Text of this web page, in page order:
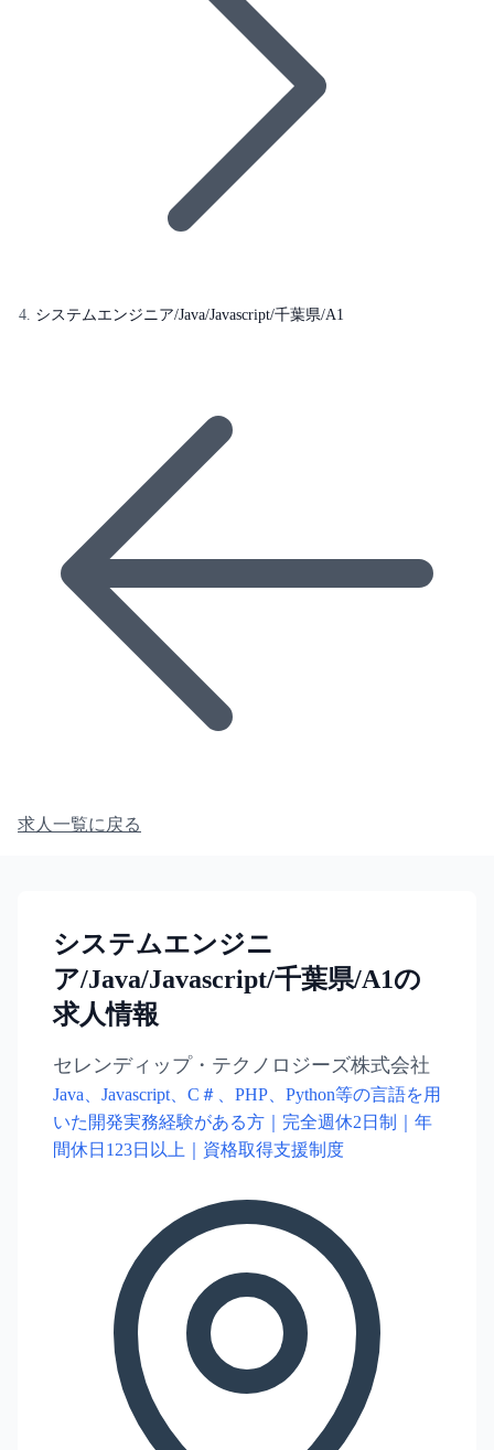
システムエンジニア/Java/Javascript/千葉県/A1
求人一覧に戻る
システムエンジニ
ア/Java/Javascript/千葉県/A1の
求人情報
セレンディップ・テクノロジーズ株式会社
Java、Javascript、C＃、PHP、Python等の言語を用
いた開発実務経験がある方｜完全週休2日制｜年
間休日123日以上｜資格取得支援制度